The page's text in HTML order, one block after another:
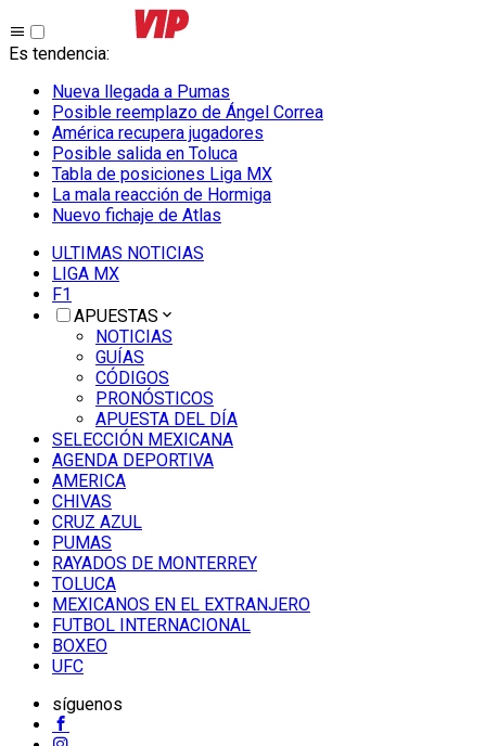
Es tendencia:
Nueva llegada a Pumas
Posible reemplazo de Ángel Correa
América recupera jugadores
Posible salida en Toluca
Tabla de posiciones Liga MX
La mala reacción de Hormiga
Nuevo fichaje de Atlas
ULTIMAS NOTICIAS
LIGA MX
F1
APUESTAS
NOTICIAS
GUÍAS
CÓDIGOS
PRONÓSTICOS
APUESTA DEL DÍA
SELECCIÓN MEXICANA
AGENDA DEPORTIVA
AMERICA
CHIVAS
CRUZ AZUL
PUMAS
RAYADOS DE MONTERREY
TOLUCA
MEXICANOS EN EL EXTRANJERO
FUTBOL INTERNACIONAL
BOXEO
UFC
síguenos